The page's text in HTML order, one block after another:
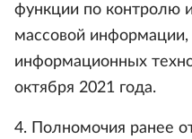
функции по контролю
массовой
информационных
октября 2021 года.
4. Полномочия ранее